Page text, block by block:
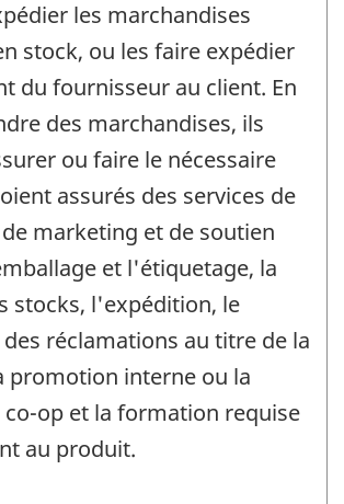
les marchandises
stock, ou les faire expédier
du fournisseur au client. En
des marchandises, ils
ou faire le nécessaire
assurés des services de
marketing et de soutien
et l'étiquetage, la
stocks, l'expédition, le
réclamations au titre de la
promotion interne ou la
op et la formation requise
au produit.